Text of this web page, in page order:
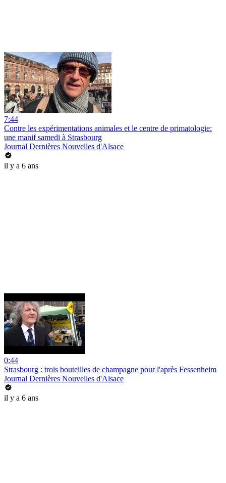
7:44
Contre les expérimentations animales et le centre de primatologie:
une manif samedi à Strasbourg
Journal Dernières Nouvelles d'Alsace
il y a 6 ans
0:44
Strasbourg : trois bouteilles de champagne pour l'après Fessenheim
Journal Dernières Nouvelles d'Alsace
il y a 6 ans